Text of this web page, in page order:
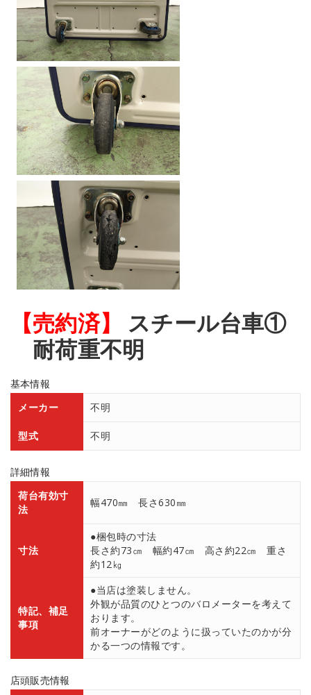
【売約済】
スチール台車①
耐荷重不明
基本情報
メーカー
不明
型式 不明
詳細情報
荷台有効寸
法
幅470㎜ 長さ630㎜
寸法
●梱包時の寸法
長さ約73㎝ 幅約47㎝ 高さ約22㎝ 重さ
約12㎏
特記、補足
事項
●当店は塗装しません。
外観が品質のひとつのバロメーターを考えて
おります。
前オーナーがどのように扱っていたのかが分
かる一つの情報です。
店頭販売情報